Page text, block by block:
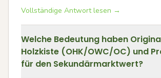
Vollständige Antwort lesen →
Welche Bedeutung haben
Holzkiste (OHK/OWC/OC) und
für den Sekundärmarktwert?